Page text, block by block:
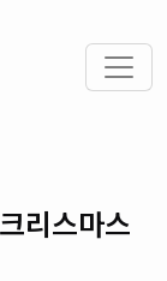
리스마스